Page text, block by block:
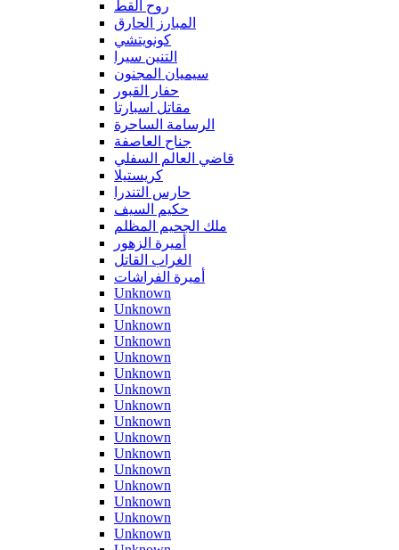
روح القط
المبارز الحارق
كونويتشي
التنين سيرا
سيميان المجنون
حفار القبور
مقاتل اسبارتا
الرسامة الساحرة
جناح العاصفة
قاضي العالم السفلي
كريستيلا
حارس التندرا
حكيم السيف
ملك الجحيم المظلم
أميرة الزهور
الغراب القاتل
أميرة الفراشات
Unknown
Unknown
Unknown
Unknown
Unknown
Unknown
Unknown
Unknown
Unknown
Unknown
Unknown
Unknown
Unknown
Unknown
Unknown
Unknown